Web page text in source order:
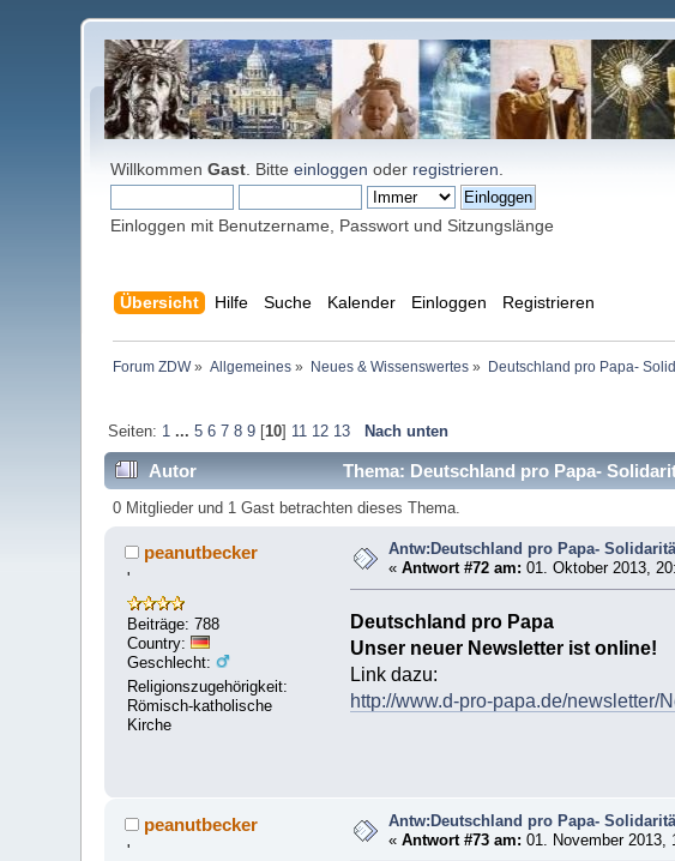
WillkommenGast . Bitteeinloggen oder registrieren
Einloggen mit Benutzername, Passwort und Sitzungslänge
Übersicht Hilfe Suche Kalender Einloggen Registrieren
Forum ZDW» Allgemeines» Neues & Wissenswertes» Deutschland pro Papa-
Seiten: 1 ... 5 6 7 8 9[10] 11 12 13 Nach unten
Autor Thema: Deutschland pro Papa-
0 Mitglieder und 1 Gast betrachten dieses Thema.
peanutbecker
'
Beiträge: 788
Country:
Geschlecht:
Religionszugehörigkeit:
Römisch-katholische
Kirche
Antw:Deutschland pro Papa-
«Antwort #72 am: 01. Oktober 2013,
Deutschland pro Papa
Unser neuer Newsletter ist online!
Link dazu:
http://www.d-pro-papa.de/newsletter/
peanutbecker
'
Antw:Deutschland pro Papa-
«Antwort #73 am: 01. November 2013,